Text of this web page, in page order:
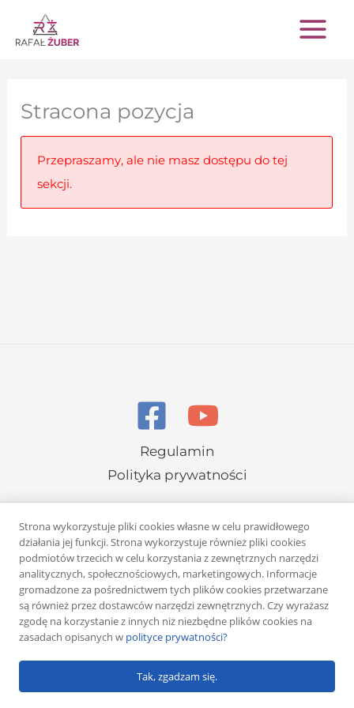
Przejdź
do
Stracona pozycja
Przepraszamy, ale nie masz dostępu do tej
sekcji.
Regulamin
Polityka prywatności
Copyright © 2026 Rafał Żuber
Powered byKlub eMarketera
Strona wykorzystuje pliki cookies własne w celu prawidłowego
działania jej funkcji. Strona wykorzystuje również pliki cookies
podmiotów trzecich w celu korzystania z zewnętrznych narzędzi
analitycznych, społecznościowych, marketingowych. Informacje
gromadzone za pośrednictwem tych plików cookies przetwarzane
są również przez dostawców narzędzi zewnętrznych. Czy wyrażasz
zgodę na korzystanie z innych niż niezbędne plików cookies na
zasadach opisanych w polityce prywatności?
Tak, zgadzam się.